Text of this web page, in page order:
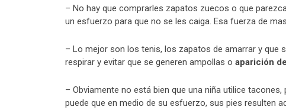
– No hay que comprarles zapatos zuecos o que
un esfuerzo para que no se les caiga. Esa fuerza de
– Lo mejor son los tenis, los zapatos de amarrar y que
respirar y evitar que se generen ampollas o aparición
– Obviamente no está bien que una niña utilice
puede que en medio de su esfuerzo, sus pies resulten